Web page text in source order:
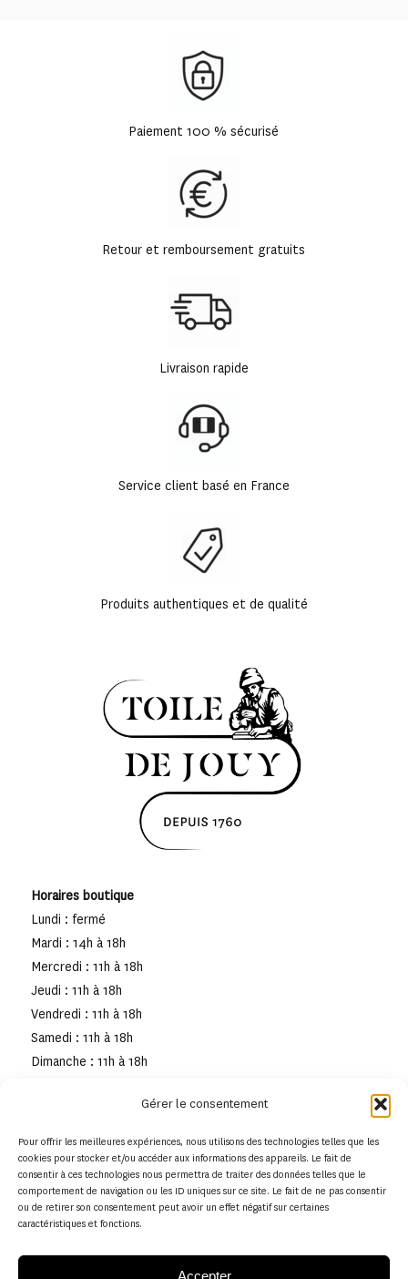
Gérer le consentement
Pour offrir les meilleures expériences, nous utilisons des technologies telles que les
cookies pour stocker et/ou accéder aux informations des appareils. Le fait de
consentir à ces technologies nous permettra de traiter des données telles que le
comportement de navigation ou les ID uniques sur ce site. Le fait de ne pas consentir
ou de retirer son consentement peut avoir un effet négatif sur certaines
caractéristiques et fonctions.
Accepter
Paiement 100 % sécurisé
Retour et remboursement gratuits
Livraison rapide
Service client basé en France
Produits authentiques et de qualité
Horaires boutique
Lundi : fermé
Mardi : 14h à 18h
Mercredi : 11h à 18h
Jeudi : 11h à 18h
Vendredi : 11h à 18h
Samedi : 11h à 18h
Dimanche : 11h à 18h